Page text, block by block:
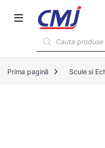
Prima pagină Scule si